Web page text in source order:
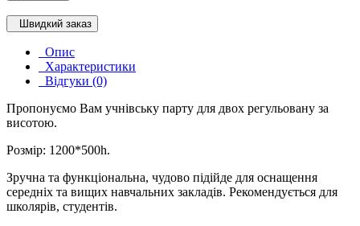
Швидкий заказ
Опис
Характеристики
Відгуки (0)
Пропонуємо Вам учнівську парту для двох регульовану за
висотою.
Розмір: 1200*500h.
Зручна та функціональна, чудово підійде для оснащення
середніх та вищих навчальних закладів. Рекомендується для
школярів, студентів.